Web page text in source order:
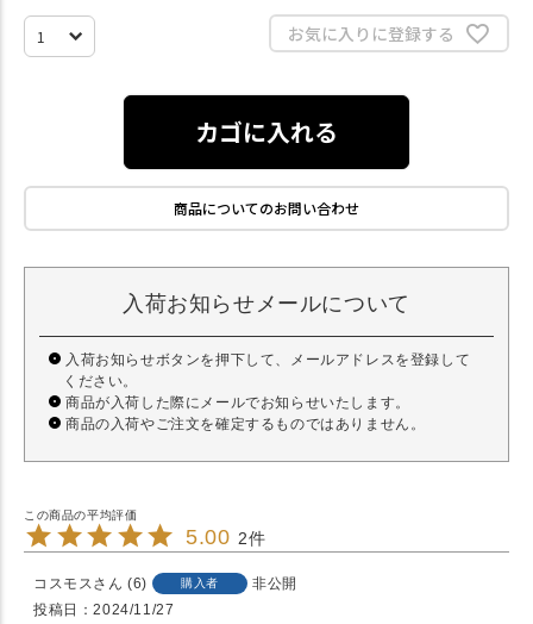
お気に入りに登録する
カゴに入れる
商品についてのお問い合わせ
入荷お知らせメールについて
入荷お知らせボタンを押下して、メールアドレスを登録して
ください。
商品が入荷した際にメールでお知らせいたします。
商品の入荷やご注文を確定するものではありません。
5.00 2
コスモス 6 購入者
非公開
投稿日
2024/11/27